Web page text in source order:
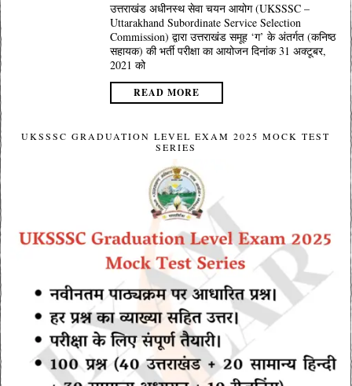
उत्तराखंड अधीनस्थ सेवा चयन आयोग (UKSSSC –
Uttarakhand Subordinate Service Selection
Commission) द्वारा उत्तराखंड समूह ‘ग’ के अंतर्गत (कनिष्ठ
सहायक) की भर्ती परीक्षा का आयोजन दिनांक 31 अक्टूबर,
2021 को
READ MORE
UKSSSC GRADUATION LEVEL EXAM 2025 MOCK TEST
SERIES